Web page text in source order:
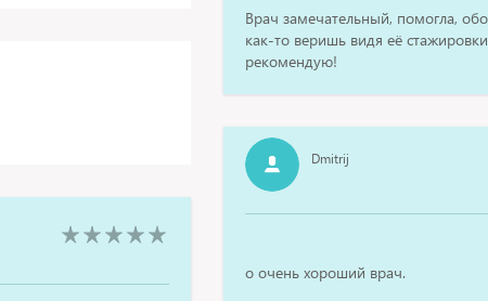
Врач замечательный, помогла,
как-то веришь видя её
рекомендую!
Dmitrij
о очень хороший врач.